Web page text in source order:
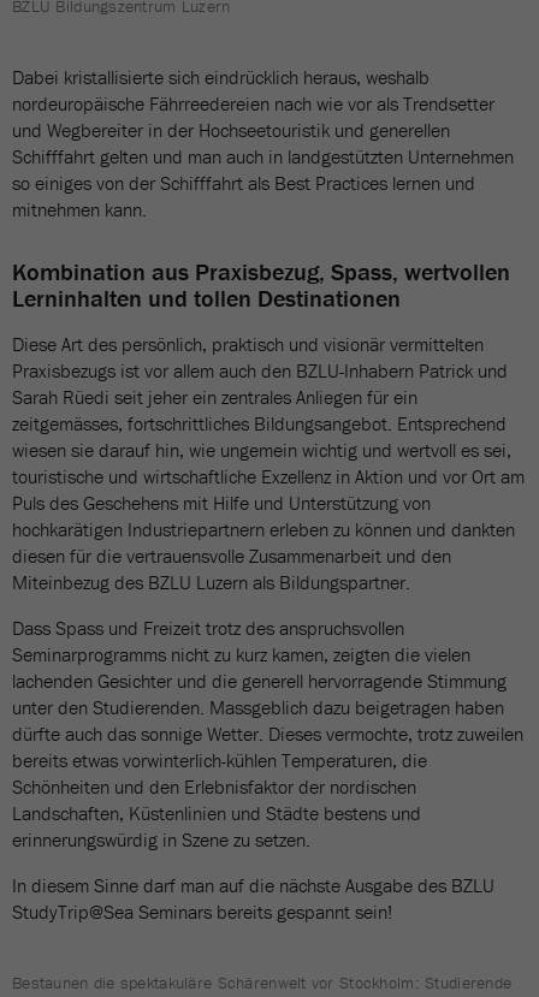
BZLU Bildungszentrum Luzern
Dabei kristallisierte sich eindrücklich heraus, weshalb
nordeuropäische Fährreedereien nach wie vor als Trendsetter
und Wegbereiter in der Hochseetouristik und generellen
Schifffahrt gelten und man auch in landgestützten Unternehmen
so einiges von der Schifffahrt als Best Practices lernen und
mitnehmen kann.
Kombination aus Praxisbezug, Spass, wertvollen
Lerninhalten und tollen Destinationen
Diese Art des persönlich, praktisch und visionär vermittelten
Praxisbezugs ist vor allem auch den BZLU-Inhabern Patrick und
Sarah Rüedi seit jeher ein zentrales Anliegen für ein
zeitgemässes, fortschrittliches Bildungsangebot. Entsprechend
wiesen sie darauf hin, wie ungemein wichtig und wertvoll es sei,
touristische und wirtschaftliche Exzellenz in Aktion und vor Ort am
Puls des Geschehens mit Hilfe und Unterstützung von
hochkarätigen Industriepartnern erleben zu können und dankten
diesen für die vertrauensvolle Zusammenarbeit und den
Miteinbezug des BZLU Luzern als Bildungspartner.
Dass Spass und Freizeit trotz des anspruchsvollen
Seminarprogramms nicht zu kurz kamen, zeigten die vielen
lachenden Gesichter und die generell hervorragende Stimmung
unter den Studierenden. Massgeblich dazu beigetragen haben
dürfte auch das sonnige Wetter. Dieses vermochte, trotz zuweilen
bereits etwas vorwinterlich-kühlen Temperaturen, die
Schönheiten und den Erlebnisfaktor der nordischen
Landschaften, Küstenlinien und Städte bestens und
erinnerungswürdig in Szene zu setzen.
In diesem Sinne darf man auf die nächste Ausgabe des BZLU
StudyTrip@Sea Seminars bereits gespannt sein!
Bestaunen die spektakuläre Schärenwelt vor Stockholm: Studierende